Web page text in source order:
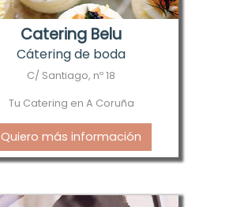
Catering Belu
Cátering de boda
C/ Santiago, nº 18
Tu Catering en A Coruña
Quiero más información